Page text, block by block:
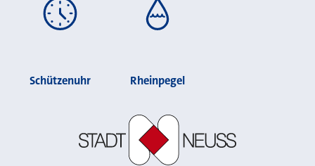
Schützenuhr Rheinpegel